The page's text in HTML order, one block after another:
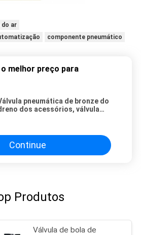
ar
componente pneumático
melhor preço para
pneumática de bronze do
dos acessórios, válvula
do compressor de ar
Continue
Produtos
Válvula de bola de